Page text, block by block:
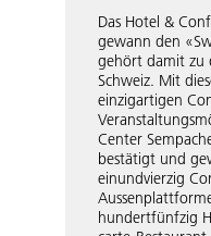
Das Hotel &
gewann den
gehört damit zu
Schweiz. Mit
einzigartigen
Center
bestätigt und
einundvierzig
hundertfünfzig